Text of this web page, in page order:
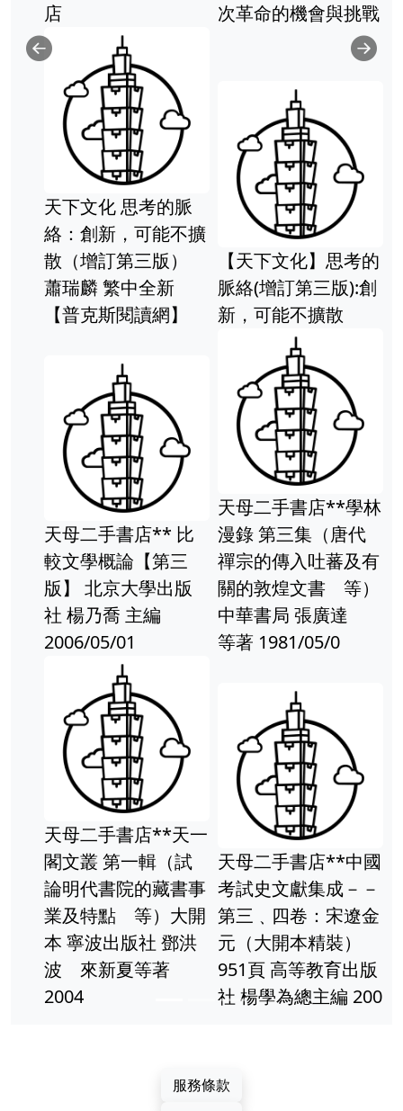
次革命的機會與挑戰
【天下文化】思考的
脈絡(增訂第三版):創
新，可能不擴散
天母二手書店**學林
漫錄 第三集（唐代
禪宗的傳入吐蕃及有
關的敦煌文書 等）
中華書局 張廣達
等著 1981/05/0
天母二手書店**中國
考試史文獻集成－－
第三﹑四卷：宋遼金
元（大開本精裝）
951頁 高等教育出版
社 楊學為總主編 200
明﹑注釋（第三冊，
唐代文學﹑宋代文
學）743頁 教育科學
上海教育學院編
天母二手書店**北京
大學中國古文獻研究
中心集刊 第三輯(文
章細目請參考目錄照
片,有收藏者簽章) 北
京大學出版
【MY便宜二手
書/BL】自造者時
第三次工業革命│克
里斯．安德森│天下
文化
【月界二手書店】天
誅第三部：創世紀卷
三(完)_燕壘生_蓋亞
Previous